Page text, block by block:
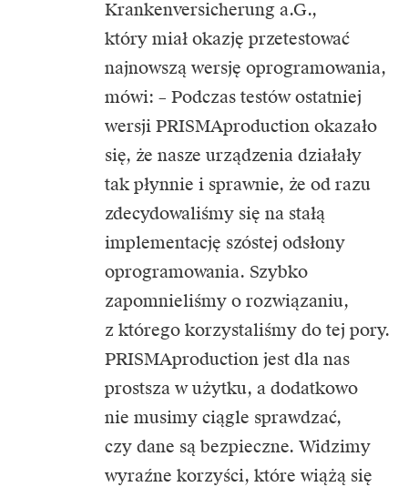
Krankenversicherung a.G.,
który miał okazję przetestować
najnowszą wersję oprogramowania,
mówi: – Podczas testów ostatniej
wersji PRISMAproduction okazało
się, że nasze urządzenia działały
tak płynnie i sprawnie, że od razu
zdecydowaliśmy się na stałą
implementację szóstej odsłony
oprogramowania. Szybko
zapomnieliśmy o rozwiązaniu,
z którego korzystaliśmy do tej pory.
PRISMAproduction jest dla nas
prostsza w użytku, a dodatkowo
nie musimy ciągle sprawdzać,
czy dane są bezpieczne. Widzimy
wyraźne korzyści, które wiążą się